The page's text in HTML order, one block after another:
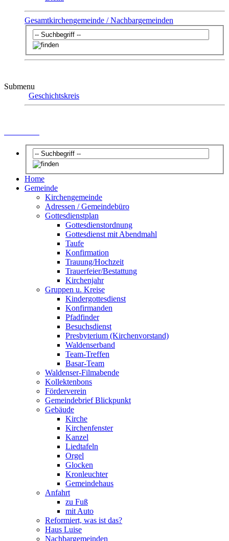
Gesamtkirchengemeinde / Nachbargemeinden
Submenu
Geschichtskreis
Home
Gemeinde
Kirchengemeinde
Adressen / Gemeindebüro
Gottesdienstplan
Gottesdienstordnung
Gottesdienst mit Abendmahl
Taufe
Konfirmation
Trauung/Hochzeit
Trauerfeier/Bestattung
Kirchenjahr
Gruppen u. Kreise
Kindergottesdienst
Konfirmanden
Pfadfinder
Besuchsdienst
Presbyterium (Kirchenvorstand)
Waldenserband
Team-Treffen
Basar-Team
Waldenser-Filmabende
Kollektenbons
Förderverein
Gemeindebrief Blickpunkt
Gebäude
Kirche
Kirchenfenster
Kanzel
Liedtafeln
Orgel
Glocken
Kronleuchter
Gemeindehaus
Anfahrt
zu Fuß
mit Auto
Reformiert, was ist das?
Haus Luise
Nachbargemeinden